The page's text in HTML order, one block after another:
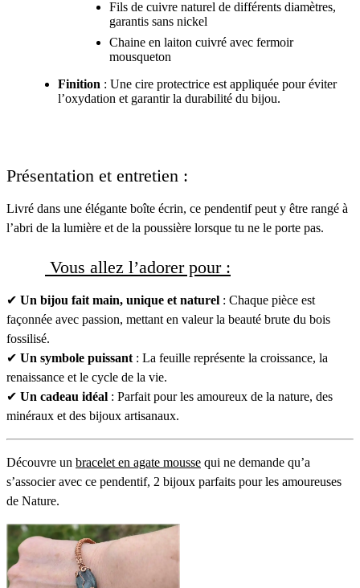
Fils de cuivre naturel de différents diamètres,
garantis sans nickel
Chaine en laiton cuivré avec fermoir
mousqueton
Finition : Une cire protectrice est appliquée pour éviter
l’oxydation et garantir la durabilité du bijou.
Présentation et entretien :
Livré dans une élégante boîte écrin, ce pendentif peut y être rangé à
l’abri de la lumière et de la poussière lorsque tu ne le porte pas.
Vous allez l’adorer pour :
✔ Un bijou fait main, unique et naturel : Chaque pièce est
façonnée avec passion, mettant en valeur la beauté brute du bois
fossilisé.
✔ Un symbole puissant : La feuille représente la croissance, la
renaissance et le cycle de la vie.
✔ Un cadeau idéal : Parfait pour les amoureux de la nature, des
minéraux et des bijoux artisanaux.
Découvre un bracelet en agate mousse qui ne demande qu’a
s’associer avec ce pendentif, 2 bijoux parfaits pour les amoureuses
de Nature.